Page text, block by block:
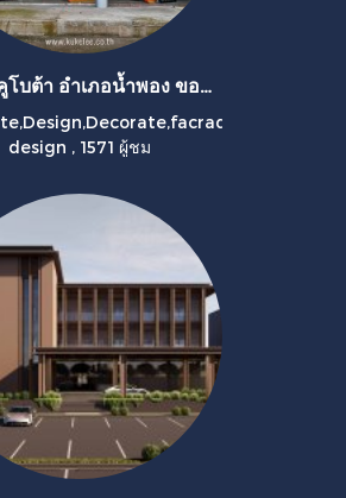
โชว์รูมคูโบต้า อำเภอน้ำพอง ขอนแก่น
design , 1571 ผู้ชม